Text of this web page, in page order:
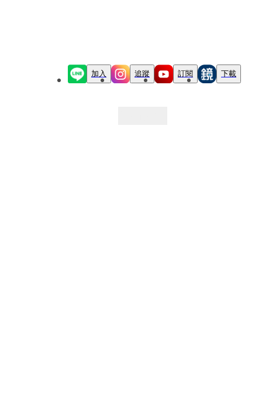
加入 追蹤 訂閱 下載